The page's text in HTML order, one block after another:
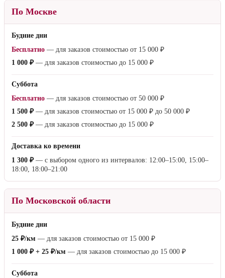
По Москве
Будние дни
Бесплатно — для заказов стоимостью от 15 000 ₽
1 000 ₽— для заказов стоимостью до 15 000 ₽
Суббота
Бесплатно — для заказов стоимостью от 50 000 ₽
1 500 ₽— для заказов стоимостью от 15 000 ₽ до 50 000 ₽
2 500 ₽— для заказов стоимостью до 15 000 ₽
Доставка ко времени
1 300 ₽— с выбором одного из интервалов: 12:00–15:00, 15:00–
18:00, 18:00–21:00
По Московской области
Будние дни
25 ₽/км — для заказов стоимостью от 15 000 ₽
1 000 ₽ + 25 ₽/км — для заказов стоимостью до 15 000 ₽
Суббота